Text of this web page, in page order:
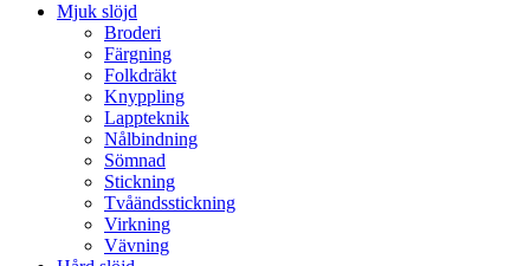
Mjuk slöjd
Broderi
Färgning
Folkdräkt
Knyppling
Lappteknik
Nålbindning
Sömnad
Stickning
Tvåändsstickning
Virkning
Vävning